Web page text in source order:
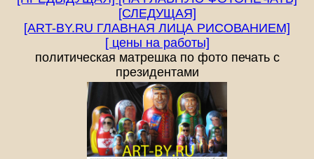
[СЛЕДУЩАЯ]
[ART-BY.RU ГЛАВНАЯ ЛИЦА РИСОВАНИЕМ]
[ цены на работы]
политическая матрешка по фото печать с
президентами